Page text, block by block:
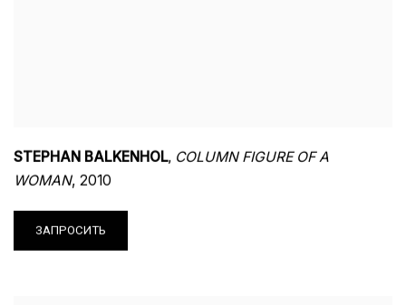
STEPHAN BALKENHOL, COLUMN FIGURE OF A
WOMAN, 2010
ЗАПРОСИТЬ